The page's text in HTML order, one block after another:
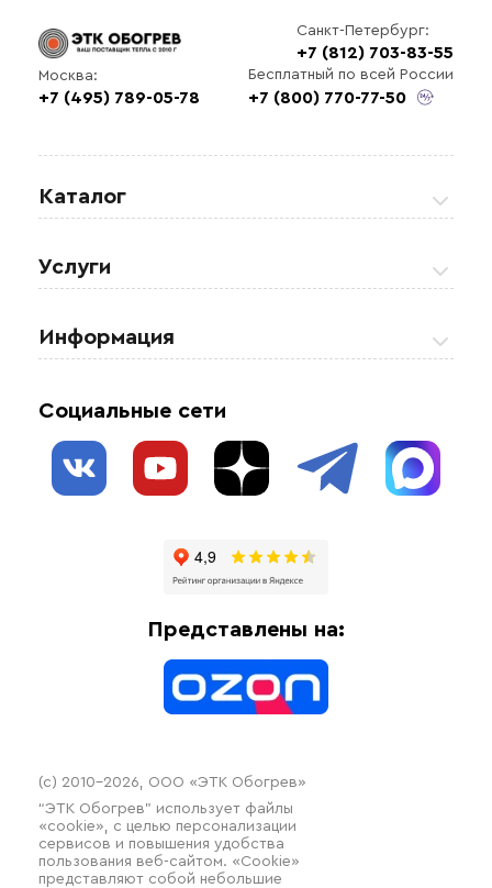
Санкт-Петербург:
+7 (812) 703-83-55
Москва:
+7 (495) 789-05-78
Бесплатный по всей России
+7 (800) 770-77-50
Каталог
Регулирующая аппаратура
Взрывозащищенное оборудование
Системы защиты от протечки
Отопительное оборудование
Услуги
Обогрев резервуаров
Обогрев трубопроводов
Информация
Блог
Социальные сети
Представлены на:
(c) 2010–2026, ООО «ЭТК Обогрев»
“ЭТК Обогрев” использует файлы
«cookie», с целью персонализации
сервисов и повышения удобства
пользования веб-сайтом. «Cookie»
представляют собой небольшие